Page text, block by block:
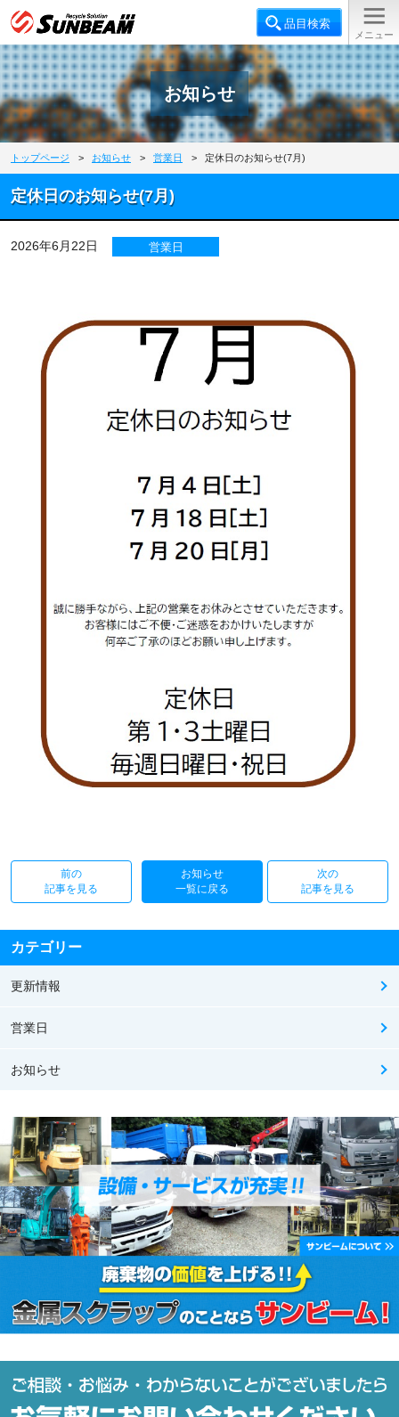
お知らせ
トップページ > お知らせ > 営業日 > 定休日のお知らせ(7月)
定休日のお知らせ(7月)
2026年6月22日 営業日
前の
記事を見る
お知らせ
一覧に戻る
次の
記事を見る
カテゴリー
更新情報
営業日
お知らせ